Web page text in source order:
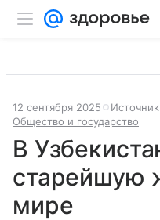
12 сентября 2025
Общество и государство
В
старейшую
мире